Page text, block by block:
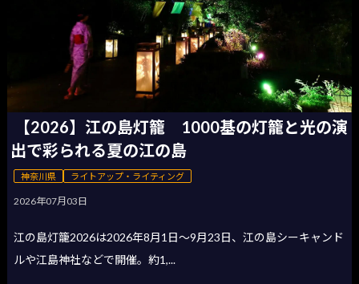
【2026】江の島灯籠 1000基の灯籠と光の演
出で彩られる夏の江の島
神奈川県 ライトアップ・ライティング
2026年07月03日
江の島灯籠2026は2026年8月1日〜9月23日、江の島シーキャンド
ルや江島神社などで開催。約1,...